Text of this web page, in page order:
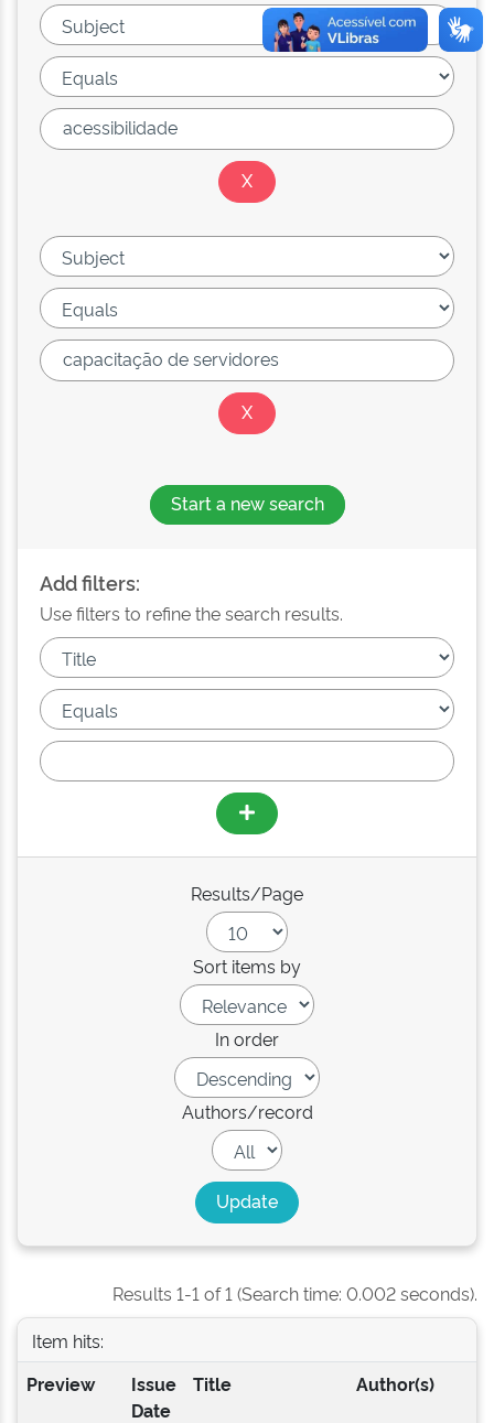
Start a new search
Add filters:
Use filters to refine the search results.
Results/Page
Sort items by
In order
Authors/record
Results 1-1 of 1 (Search time: 0.002 seconds).
Item hits:
Preview
Issue
Date
Title Author(s)